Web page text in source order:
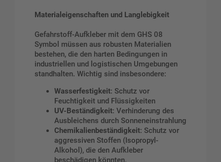
Materialeigenschaften und Langlebigkeit
Gefahrstoff-Aufkleber mit dem GHS 08
Symbol müssen aus robusten Materialien
bestehen, die den harten Bedingungen in
industriellen und logistischen Umgebungen
standhalten. Wichtig sind insbesondere:
Wasserfestigkeit: Schutz vor
Feuchtigkeit und Flüssigkeiten
UV-Beständigkeit: Verhinderung des
Ausbleichens durch Sonneneinstrahlung
Chemikalienbeständigkeit: Schutz vor
aggressiven Stoffen (Isopropyl-
Alkohol), die den Aufkleber
beschädigen könnten.